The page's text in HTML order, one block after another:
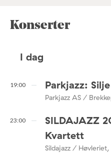
Konserter
I dag
19:00 Parkjazz:
Parkjazz AS /
23:00
SILDAJAZZ
Kvartett
Sildajazz /